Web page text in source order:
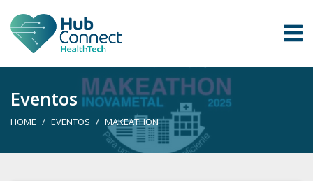
Eventos
HOME EVENTOS MAKEATHON